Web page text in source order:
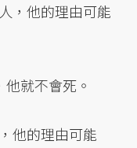
，他的理由可能
他就不會死。
他的理由可能